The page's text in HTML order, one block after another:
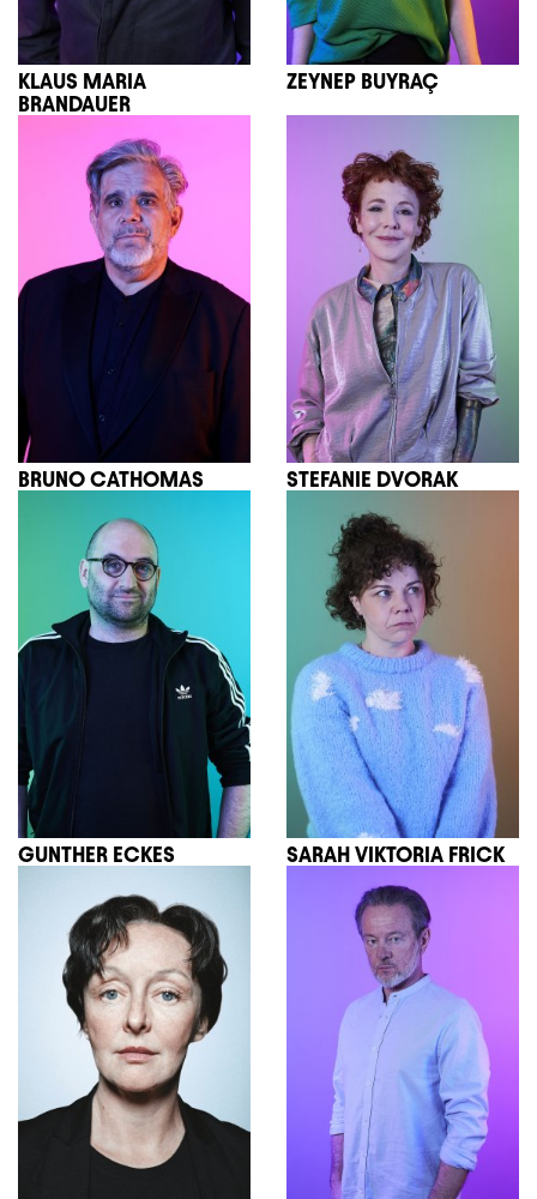
KLAUS MARIA
BRANDAUER
ZEYNEP BUYRAÇ
BRUNO CATHOMAS STEFANIE DVORAK
GUNTHER ECKES SARAH VIKTORIA FRICK